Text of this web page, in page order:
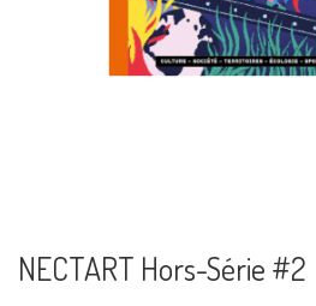
NECTART Hors-Série #2